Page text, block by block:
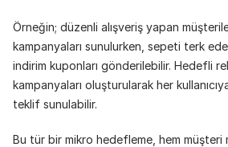
Örneğin; düzenli alışveriş yapan
kampanyaları sunulurken, sepeti terk
indirim kuponları gönderilebilir. Hedefli
kampanyaları oluşturularak her
teklif sunulabilir.
Bu tür bir mikro hedefleme, hem müşteri